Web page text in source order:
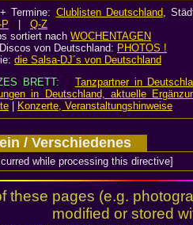
Termine: Clublisten Deutschland,
P
Q-Z
sortiert nach WOCHENTAGEN
von Deutschland: PHOTOS !
die Salsa-DJ´s von Deutschland
BRETT:
Tanzpartner in
in Deutschland, aktuelle
Konzerte, Veranstaltungshinweise
/ Verschiedenes
while processing this directive]
these pages (e.g.
modified or stored